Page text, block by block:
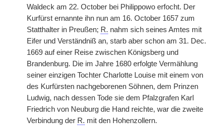
Waldeck am 22. October bei Philippowo erfocht. Der
Kurfürst ernannte ihn nun am 16. October 1657 zum
Statthalter in Preußen; R. nahm sich seines Amtes mit
Eifer und Verständniß an, starb aber schon am 31. Dec.
1669 auf einer Reise zwischen Königsberg und
Brandenburg. Die im Jahre 1680 erfolgte Vermählung
seiner einzigen Tochter Charlotte Louise mit einem von
des Kurfürsten nachgeborenen Söhnen, dem Prinzen
Ludwig, nach dessen Tode sie dem Pfalzgrafen Karl
Friedrich von Neuburg die Hand reichte, war die zweite
Verbindung der R. mit den Hohenzollern.